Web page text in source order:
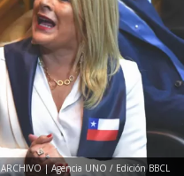
ARCHIVO | Agencia UNO / Edición BBCL